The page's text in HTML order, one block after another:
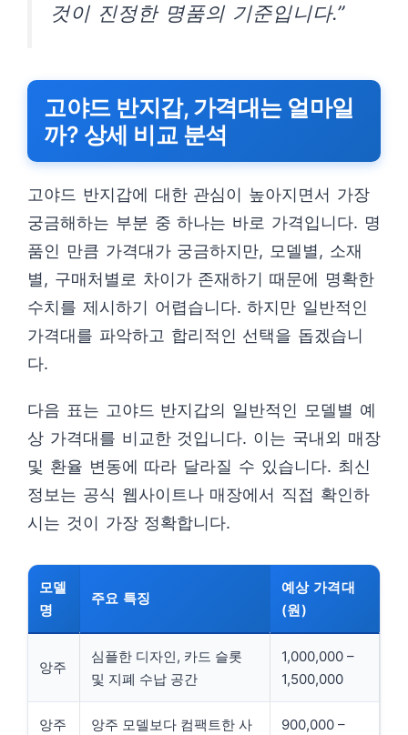
것이 진정한 명품의 기준입니다.”
고야드 반지갑, 가격대는 얼마일
까? 상세 비교 분석
고야드 반지갑에 대한 관심이 높아지면서 가장
궁금해하는 부분 중 하나는 바로 가격입니다. 명
품인 만큼 가격대가 궁금하지만, 모델별, 소재
별, 구매처별로 차이가 존재하기 때문에 명확한
수치를 제시하기 어렵습니다. 하지만 일반적인
가격대를 파악하고 합리적인 선택을 돕겠습니
다.
다음 표는 고야드 반지갑의 일반적인 모델별 예
상 가격대를 비교한 것입니다. 이는 국내외 매장
및 환율 변동에 따라 달라질 수 있습니다. 최신
정보는 공식 웹사이트나 매장에서 직접 확인하
시는 것이 가장 정확합니다.
모델
명
주요 특징
예상 가격대
(원)
앙주
심플한 디자인, 카드 슬롯
및 지폐 수납 공간
1,000,000 –
1,500,000
앙주
앙주 모델보다 컴팩트한 사
900,000 –